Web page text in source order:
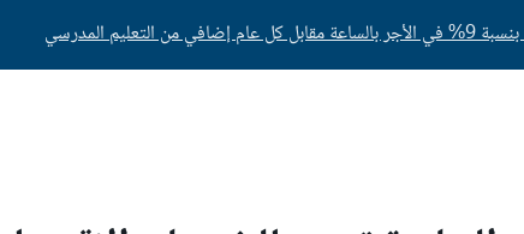
كل عام إضافي من التعليم المدرسي